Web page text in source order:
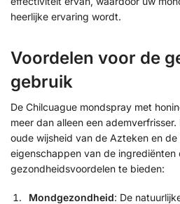
heerlijke ervaring wordt.
Voordelen voor de
gebruik
De Chilcuague mondspray met
meer dan alleen een
oude wijsheid van de Azteken en
eigenschappen van de ingrediënten
gezondheidsvoordelen te bieden:
Mondgezondheid: De